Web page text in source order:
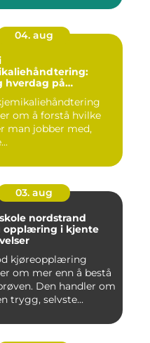
04. aug
hverdag på
om å forstå hvilke
man jobber med,
03. aug
nordstrand
opplæring i kjente
kjøreopplæring
om mer enn å bestå
Den handler om
trygg, selvste...